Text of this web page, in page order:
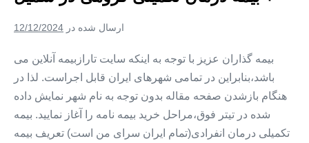
ارسال شده در 12/12/2024
بیمه گذاران عزیز با توجه به اینکه سایت تارازبیمه آنلاین می
باشد،بنابراین در تمامی شهرهای ایران قابل اجراست. لذا در
هنگام بازشدن صفحه مقاله بدون توجه به نام شهر نمایش داده
شده در تیتر فوق،مراحل خرید بیمه نامه را آغاز نمایید. بیمه
تکمیلی درمان انفرادی(تمام ایران سرای من است) تعریف بیمه